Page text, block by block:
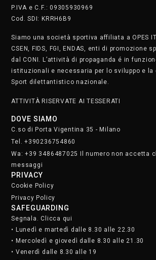
Privacy Policy
SAFEGUARDING
• Lunedì e martedì dalle 8.30 alle 22.30
• Mercoledì e giovedì dalle 8.30 alle 21.30
• Venerdì dalle 8.30 alle 19
• Sabato dalle 9 alle 17
STAFF
SOCIAL MEDIA